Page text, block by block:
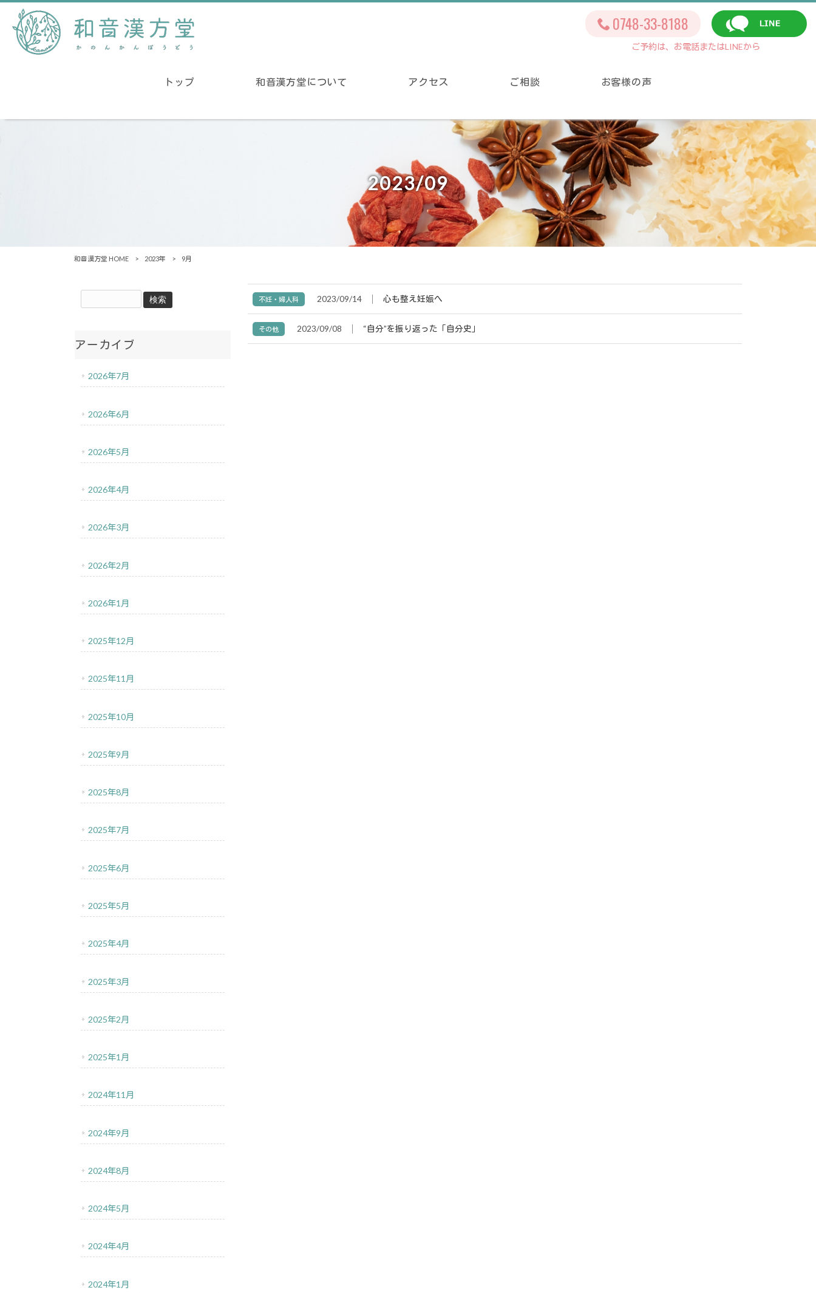
0748-33-8188
ご予約は、お電話またはLINEから
トップ 和音漢方堂について アクセス ご相談 お客様の声
2023/09
和音漢方堂 HOME > 2023年 > 9月
不妊・婦人科 2023/09/14 心も整え妊娠へ
その他 2023/09/08 “自分”を振り返った「自分史」
アーカイブ
2026年7月
2026年6月
2026年5月
2026年4月
2026年3月
2026年2月
2026年1月
2025年12月
2025年11月
2025年10月
2025年9月
2025年8月
2025年7月
2025年6月
2025年5月
2025年4月
2025年3月
2025年2月
2025年1月
2024年11月
2024年9月
2024年8月
2024年5月
2024年4月
2024年1月